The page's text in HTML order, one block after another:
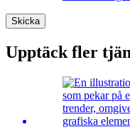
Skicka
Upptäck fler